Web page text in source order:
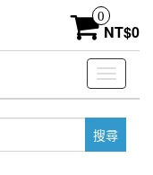
0
NT$0
Toggle